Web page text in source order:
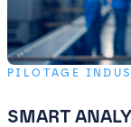
PILOTAGE
SMART